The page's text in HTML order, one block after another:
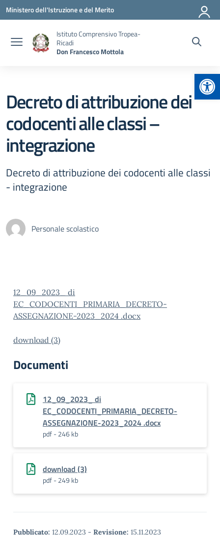
Vai ai contenuti
Vai al menu di navigazione
Vai al footer
Ministero dell'Istruzione e del Merito
Istituto Comprensivo Tropea-
Ricadi
Don Francesco Mottola
Decreto di attribuzione dei
codocenti alle classi –
integrazione
Decreto di attribuzione dei codocenti alle classi
- integrazione
Personale scolastico
12_09_2023_ di
EC_CODOCENTI_PRIMARIA_DECRETO-
ASSEGNAZIONE-2023_2024 .docx
download (3)
Documenti
12_09_2023_ di
EC_CODOCENTI_PRIMARIA_DECRETO-
ASSEGNAZIONE-2023_2024 .docx
pdf - 246 kb
download (3)
pdf - 249 kb
Pubblicato: 12.09.2023 - Revisione: 15.11.2023